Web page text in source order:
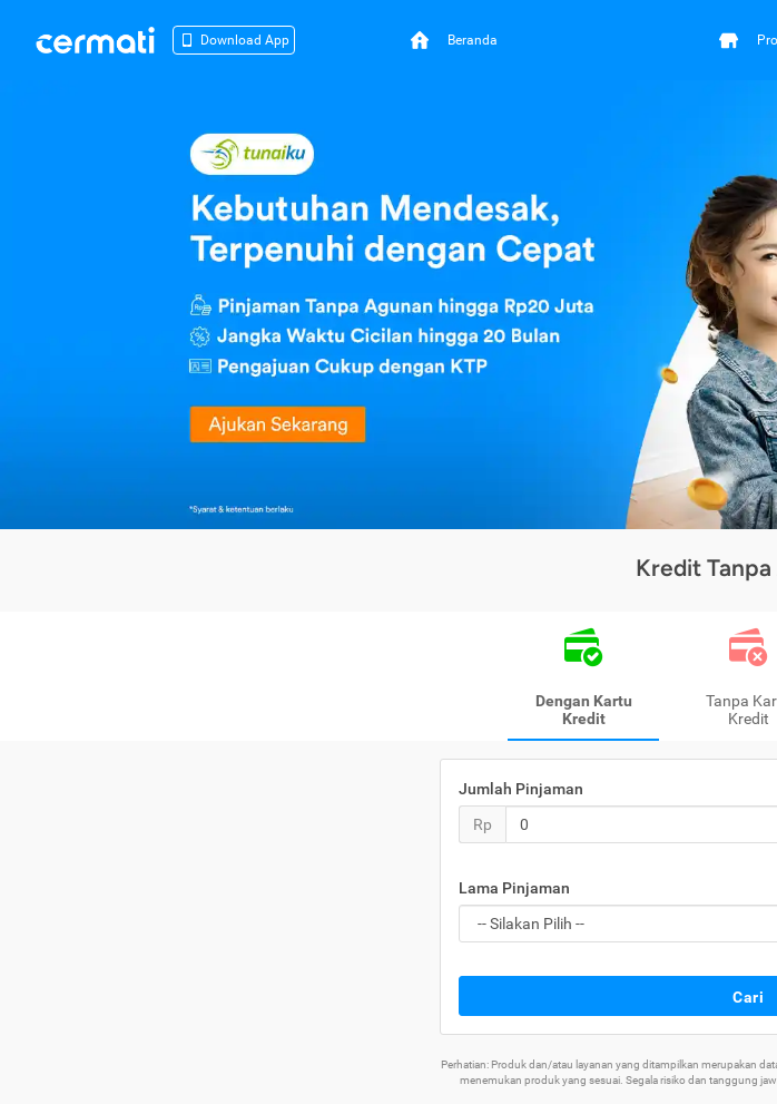
Download App Beranda
Kredit
Dengan Kartu
Kredit
Tanpa
Kredit
Jumlah Pinjaman
Rp
Lama Pinjaman
Cari
Perhatian: Produk dan/atau layanan yang ditampilkan merupakan
menemukan produk yang sesuai. Segala risiko dan tanggung